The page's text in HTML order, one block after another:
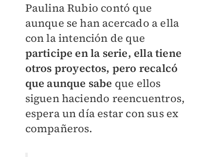
Paulina Rubio contó que
aunque se han acercado a ella
con la intención de que
participe en la serie, ella tiene
otros proyectos, pero recalcó
que aunque sabe que ellos
siguen haciendo reencuentros,
espera un día estar con sus ex
compañeros.